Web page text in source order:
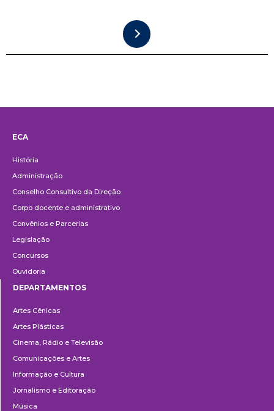
ECA
História
Administração
Conselho Consultivo da Direção
Corpo docente e administrativo
Convênios e Parcerias
Legislação
Concursos
Ouvidoria
DEPARTAMENTOS
Artes Cênicas
Artes Plásticas
Cinema, Rádio e Televisão
Comunicações e Artes
Informação e Cultura
Jornalismo e Editoração
Música